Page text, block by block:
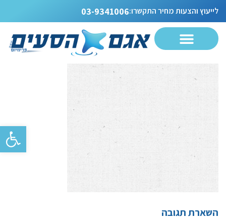
פתח
לייעוץ והצעות מחיר התקשרו:03-9341006pattern22
השארת תגובה